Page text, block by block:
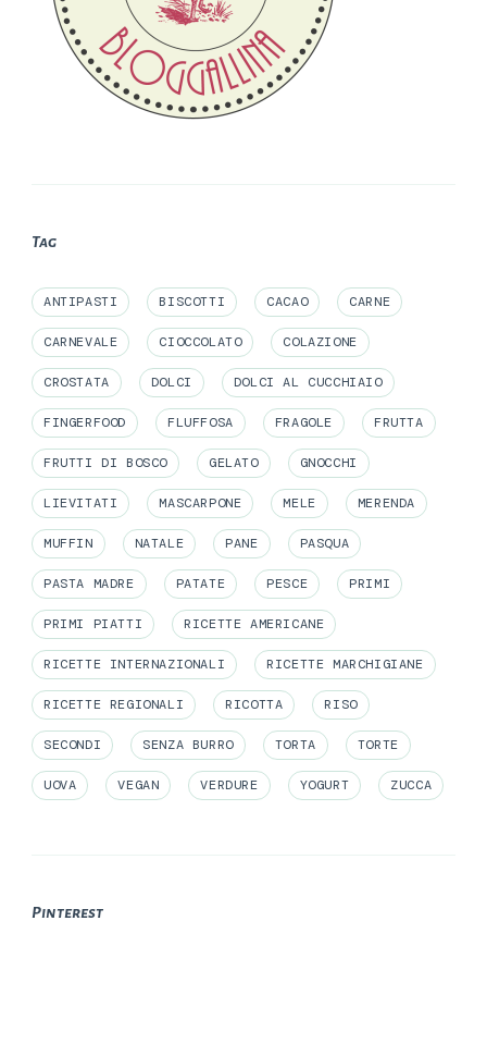
Tag
ANTIPASTI BISCOTTI CACAO CARNE
CARNEVALE CIOCCOLATO COLAZIONE
CROSTATA DOLCI DOLCI AL CUCCHIAIO
FINGERFOOD FLUFFOSA FRAGOLE FRUTTA
FRUTTI DI BOSCO GELATO GNOCCHI
LIEVITATI MASCARPONE MELE MERENDA
MUFFIN NATALE PANE PASQUA
PASTA MADRE PATATE PESCE PRIMI
PRIMI PIATTI RICETTE AMERICANE
RICETTE INTERNAZIONALI RICETTE MARCHIGIANE
RICETTE REGIONALI RICOTTA RISO
SECONDI SENZA BURRO TORTA TORTE
UOVA VEGAN VERDURE YOGURT ZUCCA
Pinterest